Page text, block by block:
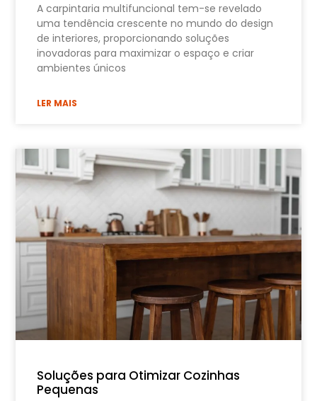
A carpintaria multifuncional tem-se revelado
uma tendência crescente no mundo do design
de interiores, proporcionando soluções
inovadoras para maximizar o espaço e criar
ambientes únicos
LER MAIS
Soluções para Otimizar Cozinhas
Pequenas